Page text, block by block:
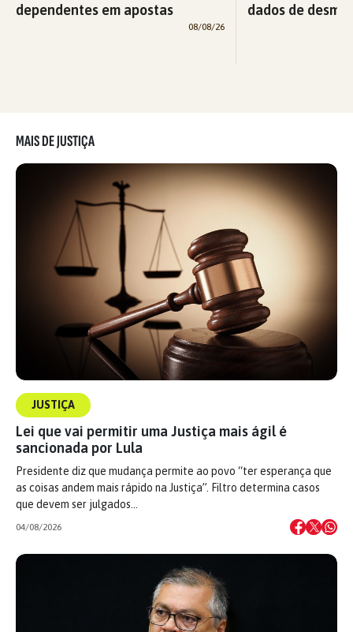
dependentes em apostas
08/08/26
dados de
MAIS DE JUSTIÇA
JUSTIÇA
Lei que vai permitir uma Justiça mais ágil é
sancionada por Lula
Presidente diz que mudança permite ao povo “ter esperança que
as coisas andem mais rápido na Justiça”. Filtro determina casos
que devem ser julgados…
04/08/2026